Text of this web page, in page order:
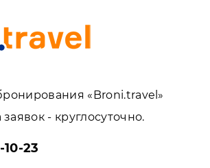
«Broni.travel»
- круглосуточно.
10-23